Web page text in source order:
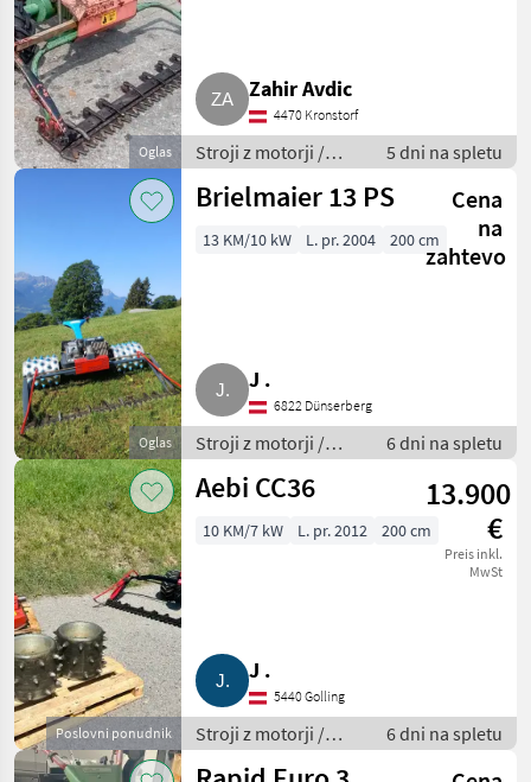
Oglas
Zahir Avdic
4470 Kronstorf
Stroji z motorji /
Motorna kosilnica/
prekopalnik
5 dni na spletu
Oglas
Brielmaier 13 PS
Cena
na
zahtevo
13 KM/10 kW L. pr. 2004 200 cm
J .
6822 Dünserberg
Stroji z motorji /
Motorna kosilnica/
prekopalnik
6 dni na spletu
Poslovni ponudnik
Aebi CC36
13.900
€
Preis inkl.
MwSt
10 KM/7 kW L. pr. 2012 200 cm
J .
5440 Golling
Stroji z motorji /
Motorna kosilnica/
6 dni na spletu